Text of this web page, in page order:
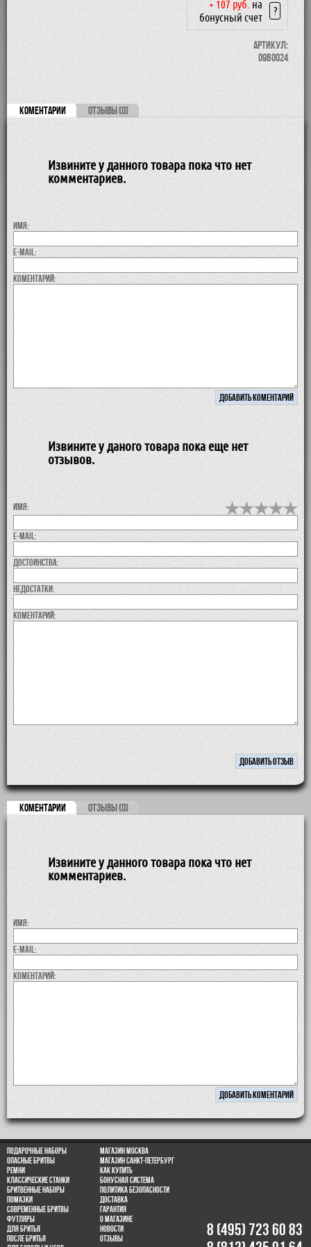
+ 107 руб.на
бонусный счет
?
Артикул:
09BO024
КОМЕНТАРИИ ОТЗЫВЫ (0)
Извините у данного товара пока что нет
комментариев.
Имя:
E-MAIL:
коментарий:
Извините у даного товара пока еще нет
отзывов.
Имя:
E-MAIL:
Достоинства:
недостатки:
коментарий:
КОМЕНТАРИИ ОТЗЫВЫ (0)
Извините у данного товара пока что нет
комментариев.
Имя:
E-MAIL:
коментарий:
Подарочные наборы
Опасные бритвы
Ремни
Классические станки
Бритвенные наборы
Помазки
Современные бритвы
Футляры
Для бритья
После бритья
Магазин Москва
Магазин Санкт-Петербург
Как купить
Бонусная система
Политика безопасности
Доставка
Гарантия
О магазине
Новости
Отзывы
8 (495) 723 60 83